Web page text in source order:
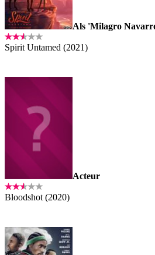
Als 'Milagro
Spirit Untamed (2021)
Acteur
Bloodshot (2020)